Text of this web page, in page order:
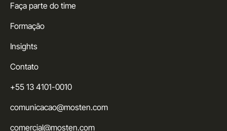
+55 13 4101-0010
comunicacao@mosten.com
comercial@mosten.com
Faça parte do time
Formação
Insights
Contato